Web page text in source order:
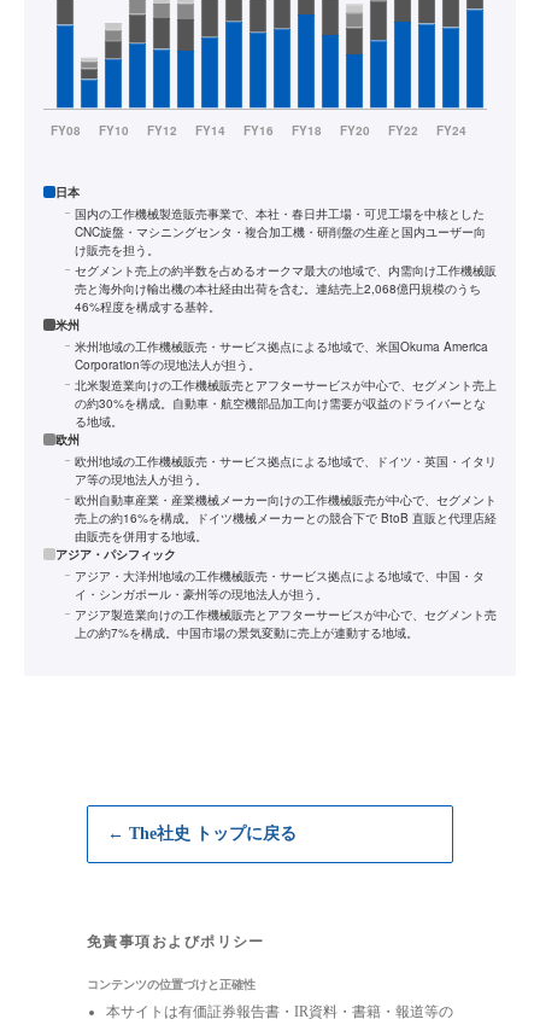
日本
国内の工作機械製造販売事業で、本社・春日井工場・可児工場を中核とした
CNC旋盤・マシニングセンタ・複合加工機・研削盤の生産と国内ユーザー向
け販売を担う。
セグメント売上の約半数を占めるオークマ最大の地域で、内需向け工作機械販
売と海外向け輸出機の本社経由出荷を含む。連結売上2,068億円規模のうち
46%程度を構成する基幹。
米州
米州地域の工作機械販売・サービス拠点による地域で、米国Okuma America
Corporation等の現地法人が担う。
北米製造業向けの工作機械販売とアフターサービスが中心で、セグメント売上
の約30%を構成。自動車・航空機部品加工向け需要が収益のドライバーとな
る地域。
欧州
欧州地域の工作機械販売・サービス拠点による地域で、ドイツ・英国・イタリ
ア等の現地法人が担う。
欧州自動車産業・産業機械メーカー向けの工作機械販売が中心で、セグメント
売上の約16%を構成。ドイツ機械メーカーとの競合下で BtoB 直販と代理店経
由販売を併用する地域。
アジア・パシフィック
アジア・大洋州地域の工作機械販売・サービス拠点による地域で、中国・タ
イ・シンガポール・豪州等の現地法人が担う。
アジア製造業向けの工作機械販売とアフターサービスが中心で、セグメント売
上の約7%を構成。中国市場の景気変動に売上が連動する地域。
← The社史 トップに戻る
免責事項およびポリシー
コンテンツの位置づけと正確性
本サイトは有価証券報告書・IR資料・書籍・報道等の